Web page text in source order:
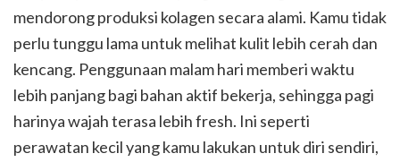
mendorong produksi kolagen secara alami. Kamu tidak
perlu tunggu lama untuk melihat kulit lebih cerah dan
kencang. Penggunaan malam hari memberi waktu
lebih panjang bagi bahan aktif bekerja, sehingga pagi
harinya wajah terasa lebih fresh. Ini seperti
perawatan kecil yang kamu lakukan untuk diri sendiri,